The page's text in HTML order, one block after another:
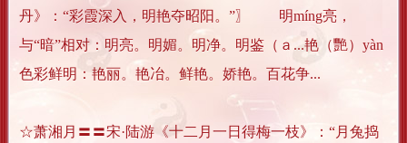
丹》：“彩霞深入，明艳夺昭阳。”〗 明míng亮，
与“暗”相对：明亮。明媚。明净。明鉴（ａ...艳（艷）yàn
色彩鲜明：艳丽。艳冶。鲜艳。娇艳。百花争...
☆萧湘月〓〓宋·陆游《十二月一日得梅一枝》：“月兔捣